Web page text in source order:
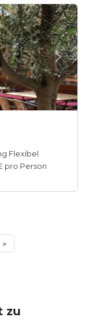
Flexibel
pro Person
>
zu